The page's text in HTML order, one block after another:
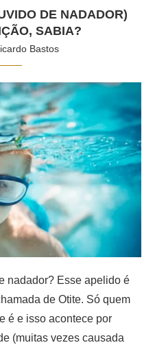
DE NADADOR)
SABIA?
Bastos
nadador? Esse apelido é
de Otite. Só quem
é e isso acontece por
(muitas vezes causada